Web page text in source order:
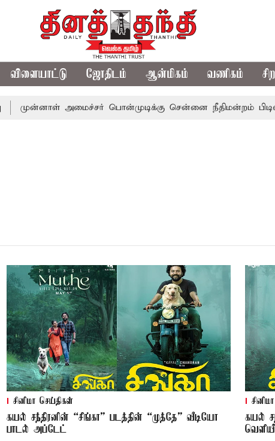
விளையாட்டு ஜோதிடம் ஆன்மிகம் வணிகம்
முன்னாள் அமைச்சர் பொன்முடிக்கு சென்னை நீதிமன்றம்
சினிமா செய்திகள்
கயல் சந்திரனின் “சிங்கா” படத்தின் “முத்தே” வீடியோ
பாடல் அப்டேட்
கயல்